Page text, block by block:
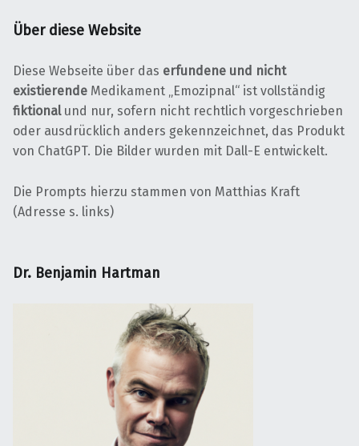
Über diese Website
Diese Webseite über das erfundene und nicht
existierende Medikament „Emozipnal“ ist vollständig
fiktionalund nur, sofern nicht rechtlich vorgeschrieben
oder ausdrücklich anders gekennzeichnet, das Produkt
von ChatGPT. Die Bilder wurden mit Dall-E entwickelt.
Die Prompts hierzu stammen von Matthias Kraft
(Adresse s. links)
Dr. Benjamin Hartman